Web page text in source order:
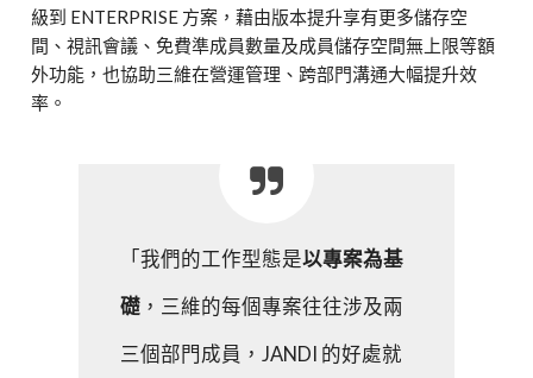
級到 ENTERPRISE 方案，藉由版本提升享有更多儲存空
間、視訊會議、免費準成員數量及成員儲存空間無上限等額
外功能，也協助三維在營運管理、跨部門溝通大幅提升效
率。
「我們的工作型態是以專案為基
礎 ，三維的每個專案往往涉及兩
三個部門成員，JANDI 的好處就